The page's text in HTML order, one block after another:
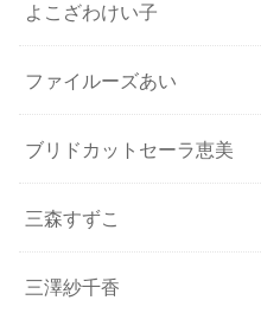
よこざわけい子
ファイルーズあい
ブリドカットセーラ恵美
三森すずこ
三澤紗千香